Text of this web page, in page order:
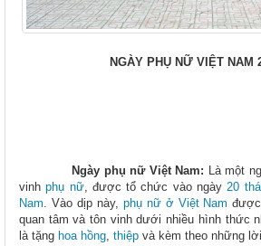
NGÀY PHỤ NỮ VIỆT NAM
Ngày phụ nữ Việt Nam: Là một
vinhphụ nữ, được tổ chức vào ngày20
Nam. Vào dịp này, phụ nữ ở Việt Nam
quan tâm và tôn vinh dưới nhiều hình thức
là tặng hoa hồng, thiệp và kèm theo những